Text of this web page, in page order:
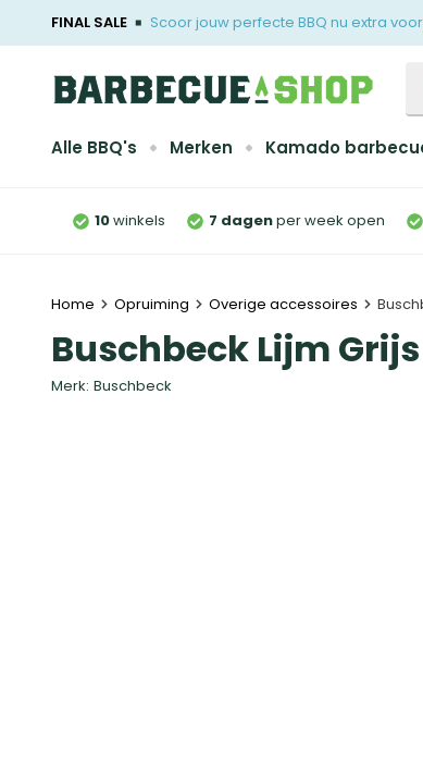
FINAL SALE Scoor jouw perfecte BBQ nu extra
Alle BBQ's Merken Kamado
10winkels 7 dagenper week open
Home Opruiming Overige accessoires
Buschbeck Lijm
Merk: Buschbeck